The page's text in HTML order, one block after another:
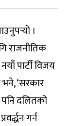
।
राजनीतिक
पार्टी विजय
‘सरकार
दलितको
गर्न